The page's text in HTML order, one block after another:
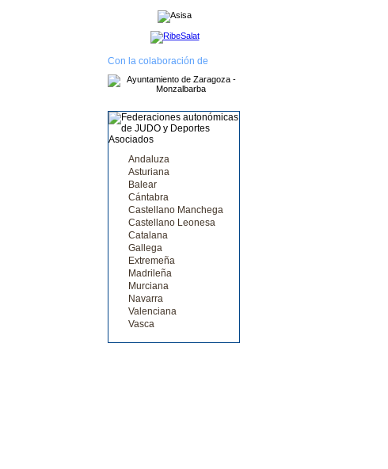
Con la colaboración de
Andaluza
Asturiana
Balear
Cántabra
Castellano Manchega
Castellano Leonesa
Catalana
Gallega
Extremeña
Madrileña
Murciana
Navarra
Valenciana
Vasca